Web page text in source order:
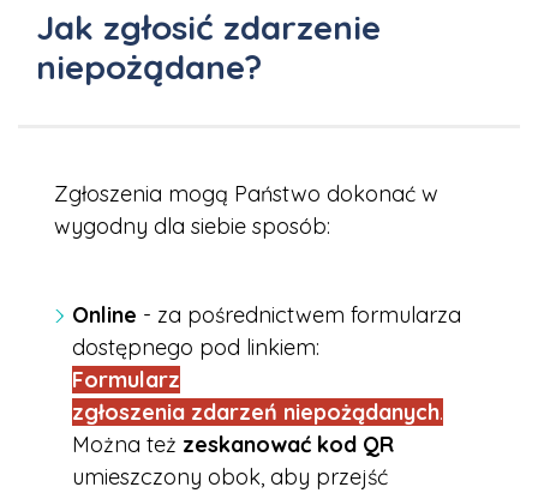
Jak zgłosić zdarzenie
niepożądane?
Zgłoszenia mogą Państwo dokonać w
wygodny dla siebie sposób:
Online - za pośrednictwem formularza
dostępnego pod linkiem:
Formularz
zgłoszenia zdarzeń niepożądanych.
Można też zeskanować kod QR
umieszczony obok, aby przejść